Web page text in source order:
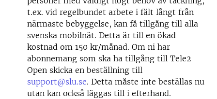
t.ex. vid regelbundet arbete i fält långt från
närmaste bebyggelse, kan få tillgång till alla
svenska mobilnät. Detta är till en ökad
kostnad om 150 kr/månad. Om ni har
abonnemang som ska ha tillgång till Tele2
Open skicka en beställning till
support@slu.se. Detta måste inte beställas nu
utan kan också läggas till i efterhand.